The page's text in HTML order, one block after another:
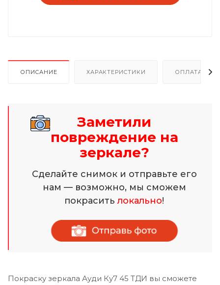
ОПИСАНИЕ ХАРАКТЕРИСТИКИ ОПЛАТА И
Заметили
повреждение на
зеркале?
Сделайте снимок и отправьте его
нам — возможно, мы сможем
покраситьлокально!
Покраску зеркала Ауди Ку7 45 ТДИ вы сможете